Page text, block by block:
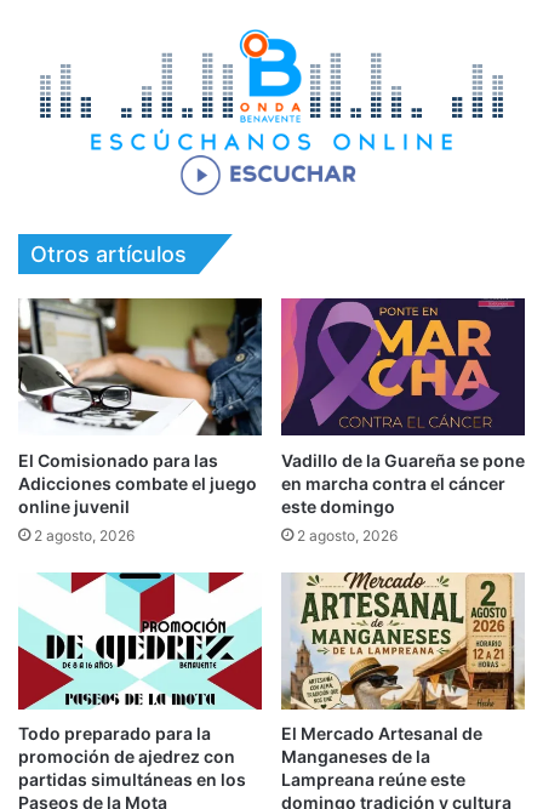
Otros artículos
El Comisionado para las
Adicciones combate el juego
online juvenil
2 agosto, 2026
Vadillo de la Guareña se pone
en marcha contra el cáncer
este domingo
2 agosto, 2026
Todo preparado para la
promoción de ajedrez con
partidas simultáneas en los
Paseos de la Mota
El Mercado Artesanal de
Manganeses de la
Lampreana reúne este
domingo tradición y cultura